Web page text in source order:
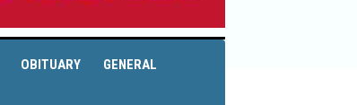
OBITUARY GENERAL